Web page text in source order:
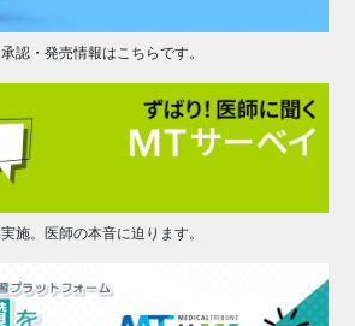
認・発売情報はこちらです。
施。医師の本音に迫ります。